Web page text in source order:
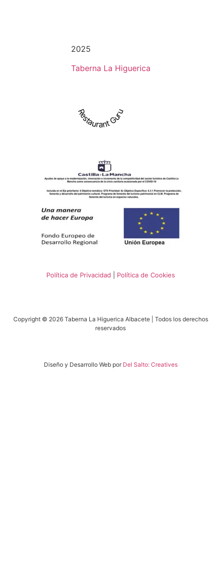
2025
Taberna La Higuerica
Restaurant Guru
Política de Privacidad Política de Cookies
Copyright © 2026 Taberna La Higuerica Albacete | Todos los derechos
reservados
Diseño y Desarrollo Web por Del Salto: Creatives